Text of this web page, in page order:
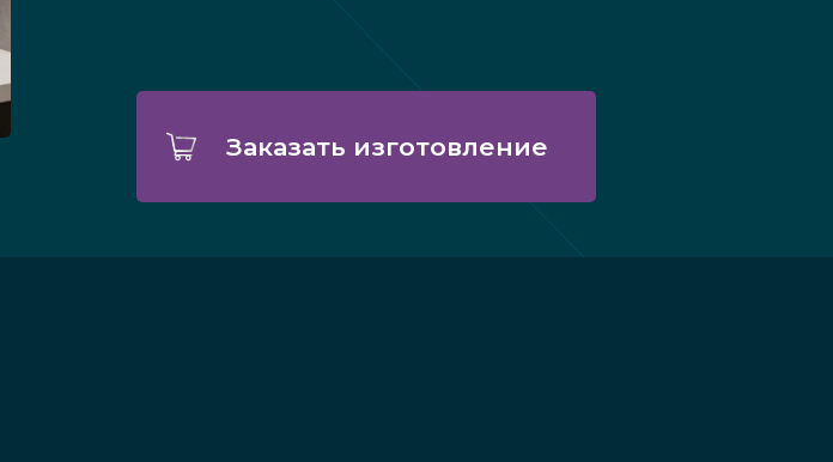
Заказать изготовление